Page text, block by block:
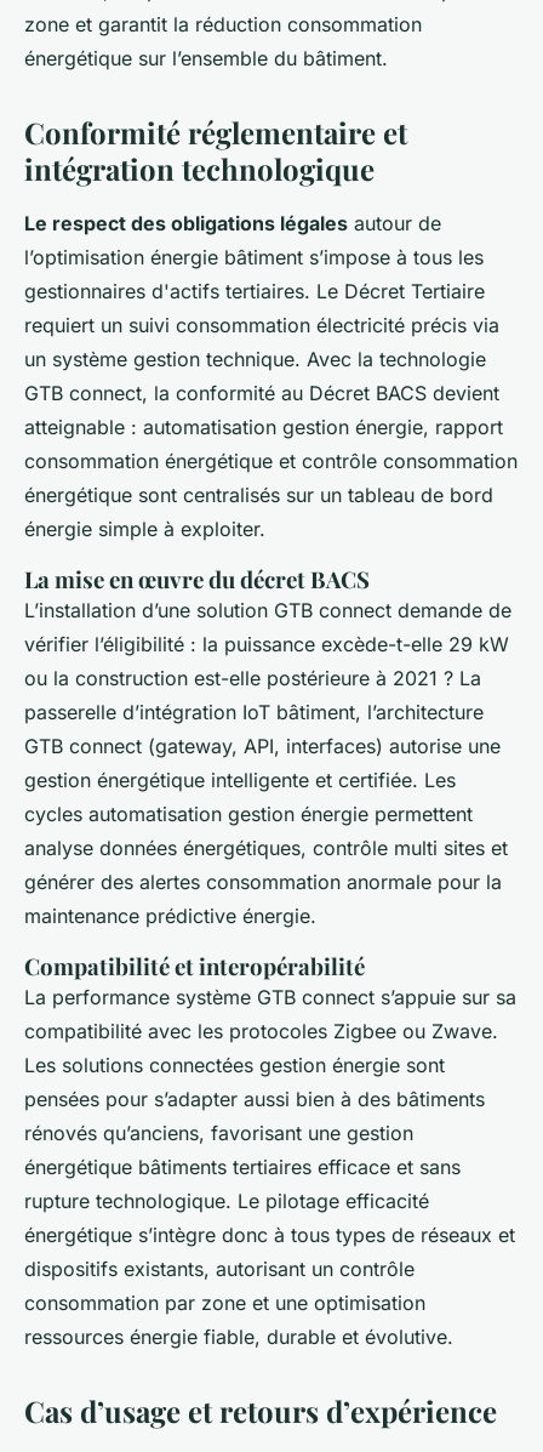
zone et garantit la réduction consommation
énergétique sur l’ensemble du bâtiment.
Conformité réglementaire et
intégration technologique
Le respect des obligations légales autour de
l’optimisation énergie bâtiment s’impose à tous les
gestionnaires d'actifs tertiaires. Le Décret Tertiaire
requiert un suivi consommation électricité précis via
un système gestion technique. Avec la technologie
GTB connect, la conformité au Décret BACS devient
atteignable : automatisation gestion énergie, rapport
consommation énergétique et contrôle consommation
énergétique sont centralisés sur un tableau de bord
énergie simple à exploiter.
La mise en œuvre du décret BACS
L’installation d’une solution GTB connect demande de
vérifier l’éligibilité : la puissance excède-t-elle 29 kW
ou la construction est-elle postérieure à 2021 ? La
passerelle d’intégration IoT bâtiment, l’architecture
GTB connect (gateway, API, interfaces) autorise une
gestion énergétique intelligente et certifiée. Les
cycles automatisation gestion énergie permettent
analyse données énergétiques, contrôle multi sites et
générer des alertes consommation anormale pour la
maintenance prédictive énergie.
Compatibilité et interopérabilité
La performance système GTB connect s’appuie sur sa
compatibilité avec les protocoles Zigbee ou Zwave.
Les solutions connectées gestion énergie sont
pensées pour s’adapter aussi bien à des bâtiments
rénovés qu’anciens, favorisant une gestion
énergétique bâtiments tertiaires efficace et sans
rupture technologique. Le pilotage efficacité
énergétique s’intègre donc à tous types de réseaux et
dispositifs existants, autorisant un contrôle
consommation par zone et une optimisation
ressources énergie fiable, durable et évolutive.
Cas d’usage et retours d’expérience